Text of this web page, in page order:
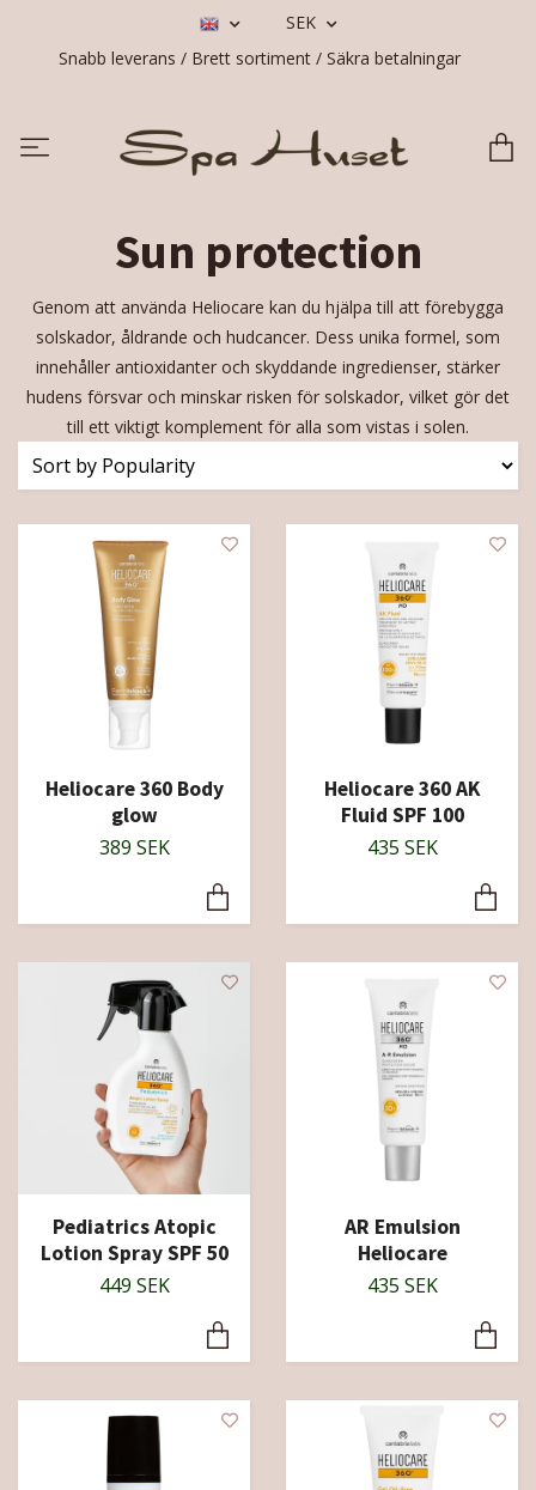
SEK
Snabb leverans / Brett sortiment / Säkra betalningar
Sun protection
Genom att använda Heliocare kan du hjälpa till att förebygga
solskador, åldrande och hudcancer. Dess unika formel, som
innehåller antioxidanter och skyddande ingredienser, stärker
hudens försvar och minskar risken för solskador, vilket gör det
till ett viktigt komplement för alla som vistas i solen.
Heliocare 360 Body
glow
389 SEK
Heliocare 360 AK
Fluid SPF 100
435 SEK
Pediatrics Atopic
Lotion Spray SPF 50
449 SEK
AR Emulsion
Heliocare
435 SEK